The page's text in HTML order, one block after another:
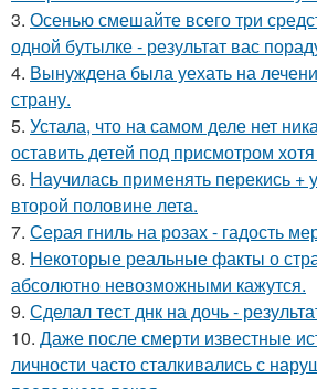
3. Осенью смешайте всего три
одной бутылке - результат вас
4. Вынуждена была уехать на
страну.
5. Устала, что на самом деле нет
оставить детей под присмотром
6. Нaучилась применять перекись +
второй половине летa.
7. Серая гниль на розах - гадость
8. Некоторые реальные факты о
абсолютно невозможными кажутся.
9. Сделал тест днк на дочь -
10. Даже после смерти известные
личности часто сталкивались с